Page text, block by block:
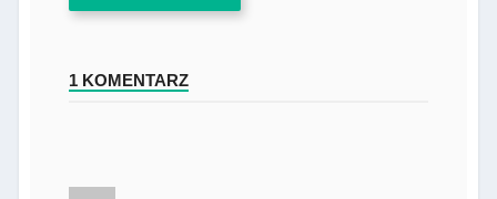
1 KOMENTARZ